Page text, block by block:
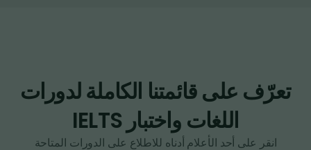
تعرّف على قائمتنا الكاملة لدورات
اللغات واختبار IELTS
انقر على أحد الأعلام أدناه للاطلاع على الدورات المتاحة